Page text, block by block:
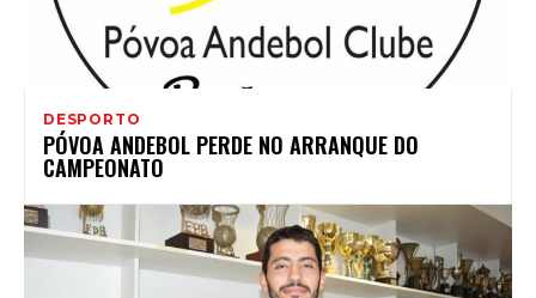
DESPORTO
PÓVOA ANDEBOL PERDE NO ARRANQUE DO
CAMPEONATO